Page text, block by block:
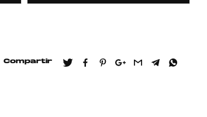
Compartir